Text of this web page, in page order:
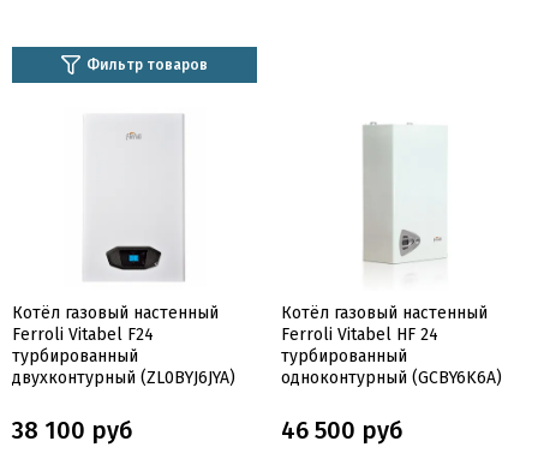
Фильтр товаров
Котёл газовый настенный
Ferroli Vitabel F24
турбированный
двухконтурный (ZL0BYJ6JYA)
38 100 руб
Котёл газовый настенный
Ferroli Vitabel HF 24
турбированный
одноконтурный (GCBY6K6A)
46 500 руб